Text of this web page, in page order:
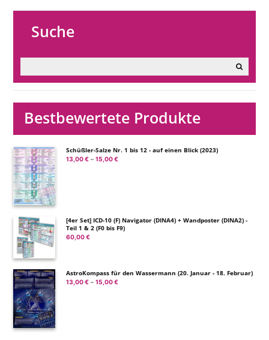
Suche
Bestbewertete Produkte
Schüßler-Salze Nr. 1 bis 12 - auf einen Blick (2023)
13,00€ – 15,00€Preisspanne:
[4er Set] ICD-10 (F) Navigator (DINA4) + Wandposter (DINA2) -
Teil 1 & 2 (F0 bis F9)
60,00€
AstroKompass für den Wassermann (20. Januar - 18. Februar)
13,00€ – 15,00€Preisspanne: